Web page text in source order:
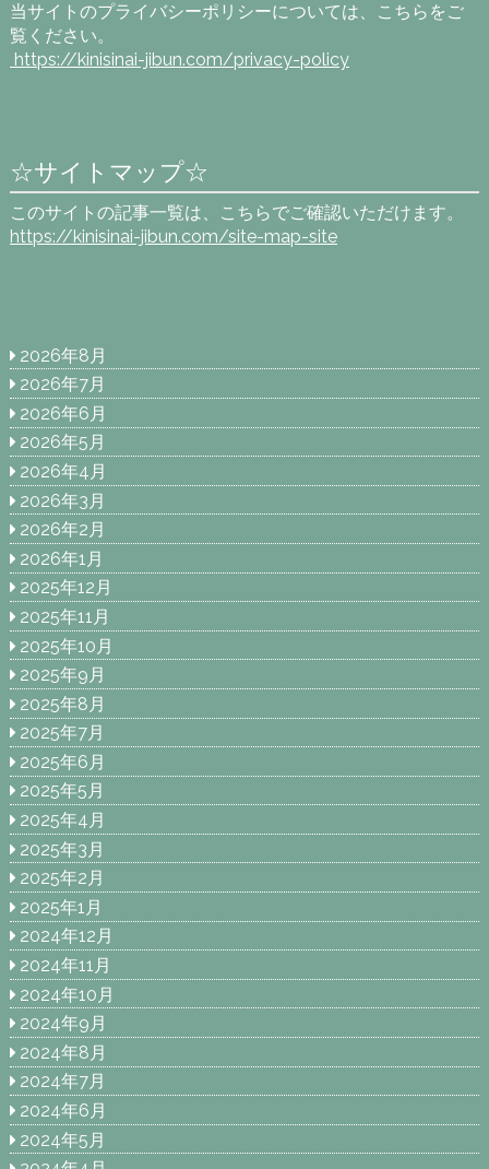
当サイトのプライバシーポリシーについては、こちらをご
覧ください。
https://kinisinai-jibun.com/privacy-policy
☆サイトマップ☆
このサイトの記事一覧は、こちらでご確認いただけます。
https://kinisinai-jibun.com/site-map-site
2026年8月
2026年7月
2026年6月
2026年5月
2026年4月
2026年3月
2026年2月
2026年1月
2025年12月
2025年11月
2025年10月
2025年9月
2025年8月
2025年7月
2025年6月
2025年5月
2025年4月
2025年3月
2025年2月
2025年1月
2024年12月
2024年11月
2024年10月
2024年9月
2024年8月
2024年7月
2024年6月
2024年5月